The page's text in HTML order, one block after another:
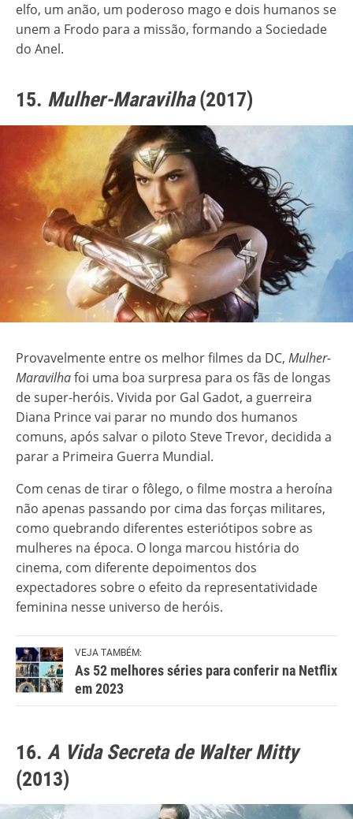
elfo, um anão, um poderoso mago e dois humanos se
unem a Frodo para a missão, formando a Sociedade
do Anel.
15. Mulher-Maravilha(2017)
Provavelmente entre os melhor filmes da DC, Mulher-
Maravilhafoi uma boa surpresa para os fãs de longas
de super-heróis. Vivida por Gal Gadot, a guerreira
Diana Prince vai parar no mundo dos humanos
comuns, após salvar o piloto Steve Trevor, decidida a
parar a Primeira Guerra Mundial.
Com cenas de tirar o fôlego, o filme mostra a heroína
não apenas passando por cima das forças militares,
como quebrando diferentes esteriótipos sobre as
mulheres na época. O longa marcou história do
cinema, com diferente depoimentos dos
expectadores sobre o efeito da representatividade
feminina nesse universo de heróis.
VEJA TAMBÉM:
As 52 melhores séries para conferir na Netflix
em 2023
16. A Vida Secreta de Walter Mitty
(2013)